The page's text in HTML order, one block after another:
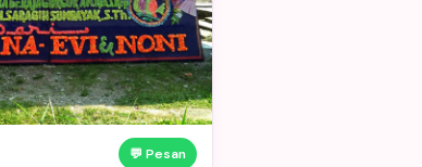
💬 Pesan